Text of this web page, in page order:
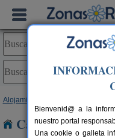
Alojamientos
Casas Rurales
Bienvenid@ a la
nuestro portal
Una cookie o galleta